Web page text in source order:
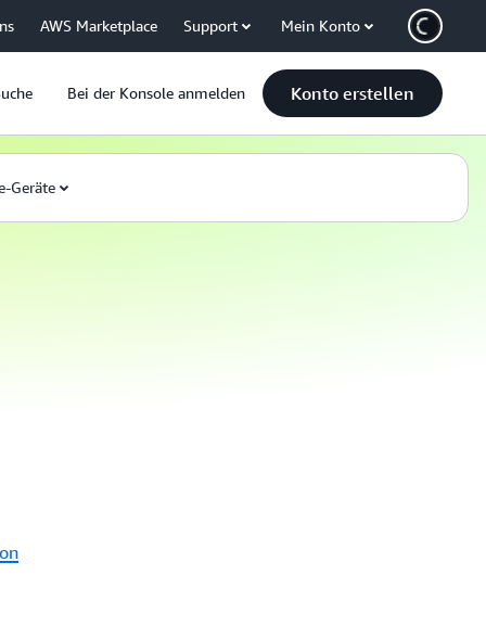
AWS Marketplace Support Mein Konto
Bei der Konsole anmelden Konto erstellen
Geräte